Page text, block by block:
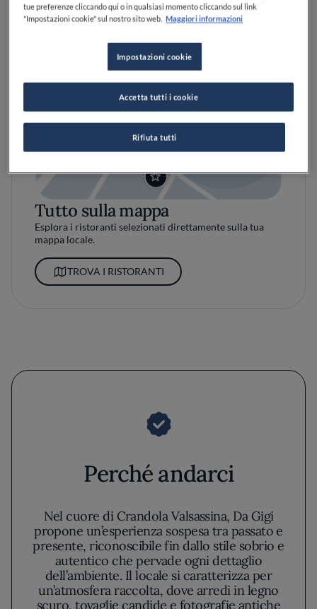
Tutto sulla mappa
Esplora i ristoranti selezionati direttamente sulla tua
mappa locale.
TROVA I RISTORANTI
Perché andarci
Nel cuore di Crandola Valsassina, Da Gigi
propone un’esperienza sospesa tra passato e
presente, riconoscibile fin dallo stile sobrio e
autentico che pervade ogni dettaglio
dell’ambiente. Il locale si caratterizza per
un’atmosfera raccolta, dove arredi in legno
scuro, tovaglie candide e fotografie antiche
tue preferenze cliccando qui o in qualsiasi momento cliccando sul link
"Impostazioni cookie" sul nostro sito web. Maggiori informazioni
Impostazioni cookie
Rifiuta tutti
Accetta tutti i cookie